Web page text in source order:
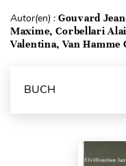
Autor(en) : Gouvard
Maxime, Corbellari
Valentina, Van Hamme
BUCH